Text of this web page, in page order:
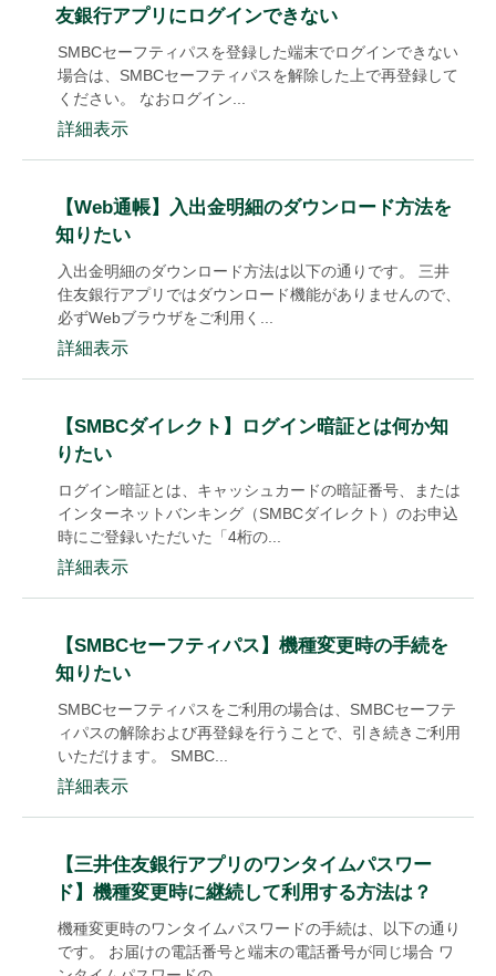
友銀行アプリにログインできない
SMBCセーフティパスを登録した端末でログインできない
場合は、SMBCセーフティパスを解除した上で再登録して
ください。 なおログイン...
詳細表示
【Web通帳】入出金明細のダウンロード方法を
知りたい
入出金明細のダウンロード方法は以下の通りです。 三井
住友銀行アプリではダウンロード機能がありませんので、
必ずWebブラウザをご利用く...
詳細表示
【SMBCダイレクト】ログイン暗証とは何か知
りたい
ログイン暗証とは、キャッシュカードの暗証番号、または
インターネットバンキング（SMBCダイレクト）のお申込
時にご登録いただいた「4桁の...
詳細表示
【SMBCセーフティパス】機種変更時の手続を
知りたい
SMBCセーフティパスをご利用の場合は、SMBCセーフテ
ィパスの解除および再登録を行うことで、引き続きご利用
いただけます。 SMBC...
詳細表示
【三井住友銀行アプリのワンタイムパスワー
ド】機種変更時に継続して利用する方法は？
機種変更時のワンタイムパスワードの手続は、以下の通り
です。 お届けの電話番号と端末の電話番号が同じ場合 ワ